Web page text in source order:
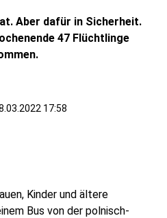
Aber dafür in Sicherheit.
47 Flüchtlinge
17:58
Kinder und ältere
Bus von der polnisch-